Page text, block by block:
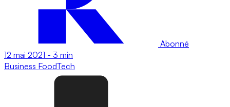
Abonné
12 mai 2021 - 3 min
Business FoodTech